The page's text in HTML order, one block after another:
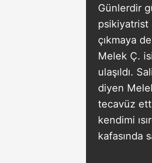
Günlerdir
psikiyatrist
çıkmaya
Melek Ç.
ulaşıldı.
diyen
tecavüz
kendimi
kafasında